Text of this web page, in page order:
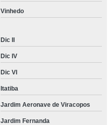
Vinhedo
Dic II
Dic IV
Dic VI
Itatiba
Jardim Aeronave de Viracopos
Jardim Fernanda